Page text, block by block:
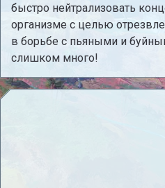
быстро нейтрализовать
организме с целью
в борьбе с пьяными и
слишком много!